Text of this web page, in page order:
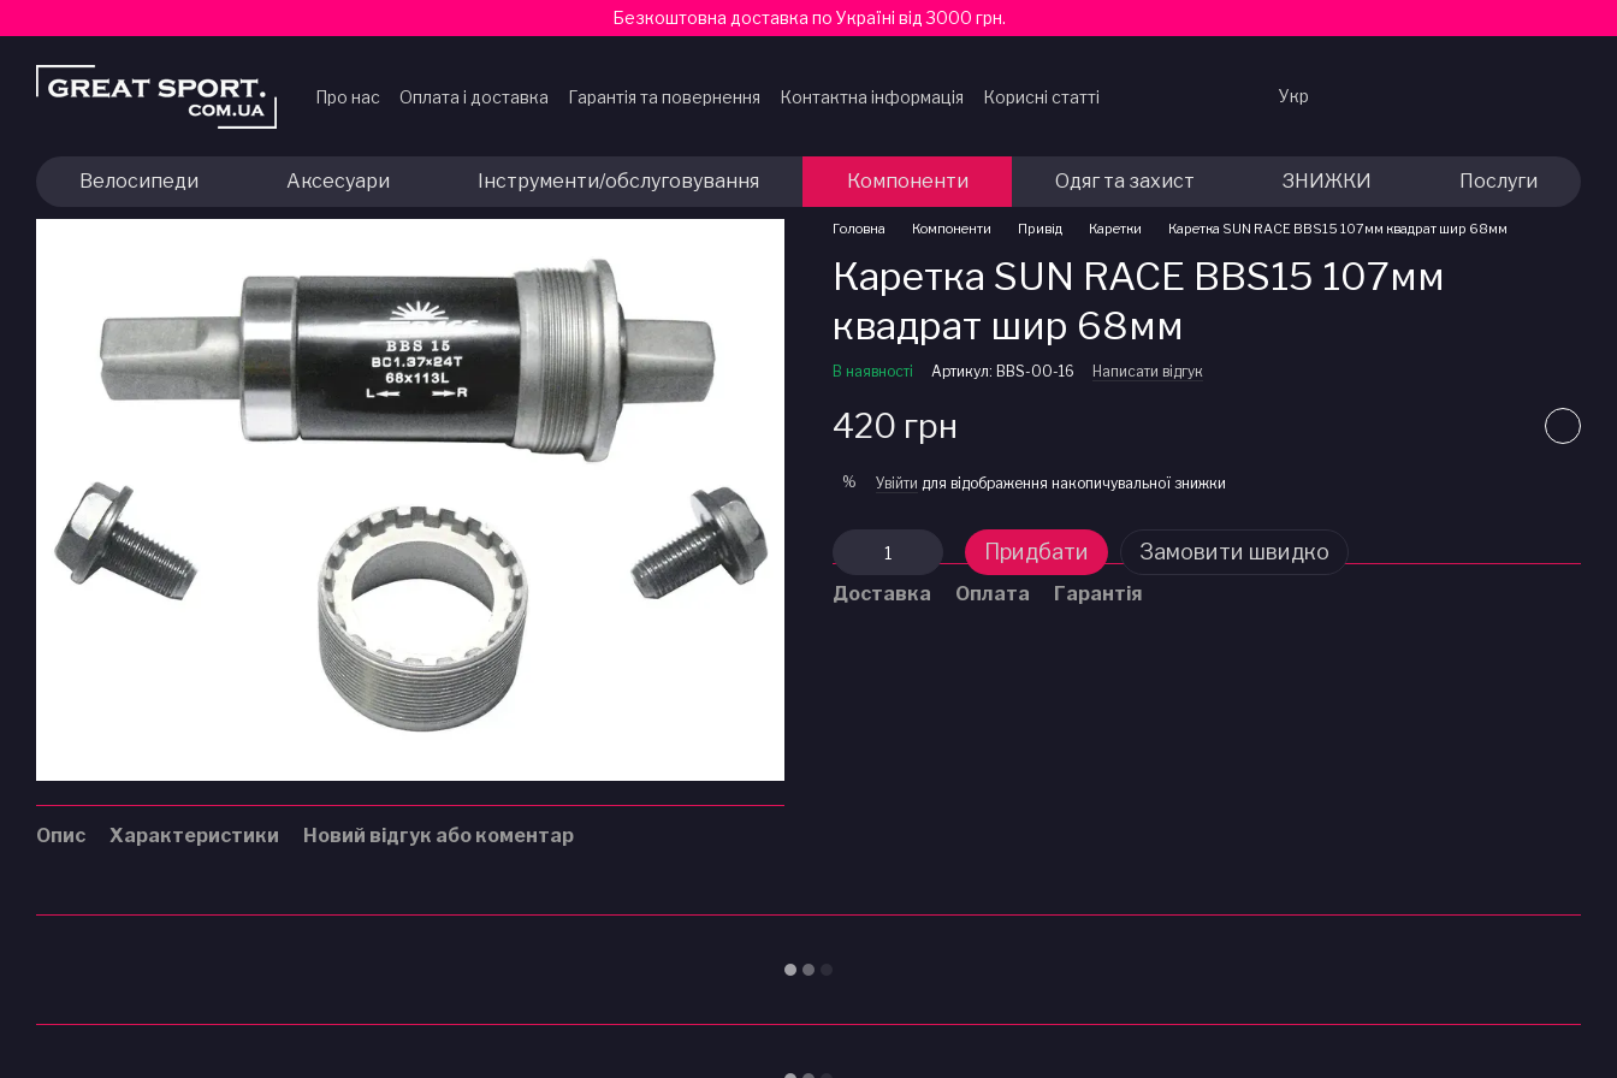
Безкоштовна доставка по Україні від 3000 грн.
Про нас Оплата і доставка Гарантія та повернення Контактна інформація
Корисні статті
Укр
Велосипеди Аксесуари Інструменти/обслуговування Компоненти Одяг та захист ЗНИЖКИ Послуги
Опис Характеристики Новий відгук або коментар
Головна Компоненти Привід Каретки Каретка SUN RACE BBS15 107мм квадрат шир 68мм
Каретка SUN RACE BBS15 107мм
квадрат шир 68мм
В наявності Артикул: BBS-00-16 Написати відгук
420 грн
% Увійти для відображення накопичувальної знижки
Придбати Замовити швидко
Доставка Оплата Гарантія